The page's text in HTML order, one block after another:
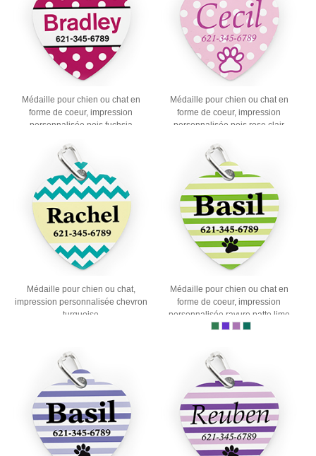
Médaille pour chien ou chat en
forme de coeur, impression
personnalisée pois fuchsia
Médaille pour chien ou chat en
forme de coeur, impression
personnalisée pois rose clair
Médaille pour chien ou chat,
impression personnalisée chevron
turquoise
Médaille pour chien ou chat en
forme de coeur, impression
personnalisée rayure patte lime